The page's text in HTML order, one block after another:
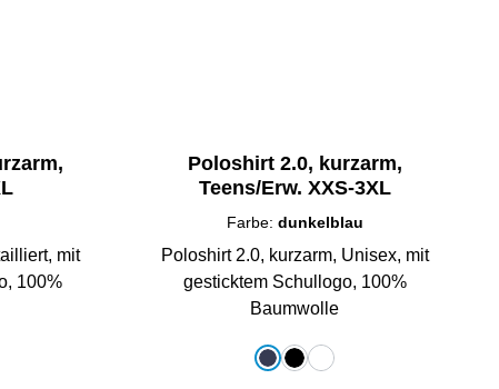
mit
100%
Poloshirt 2.0, kurzarm,
Teens/Erw. XXS-3XL
Farbe: dunkelblau
Poloshirt 2.0, kurzarm, Unisex, mit
gesticktem Schullogo, 100%
Baumwolle
auswählen
dunkelblau
schwarz
weiß